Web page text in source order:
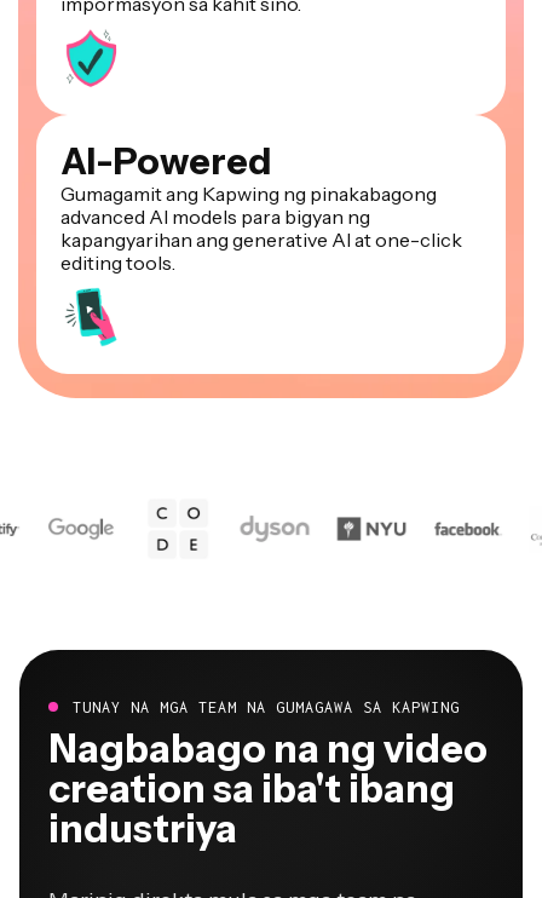
AI-Powered
Gumagamit ang Kapwing ng pinakabagong
advanced AI models para bigyan ng
kapangyarihan ang generative AI at one-click
editing tools.
Nagbabago na ng video
creation sa iba't ibang
industriya